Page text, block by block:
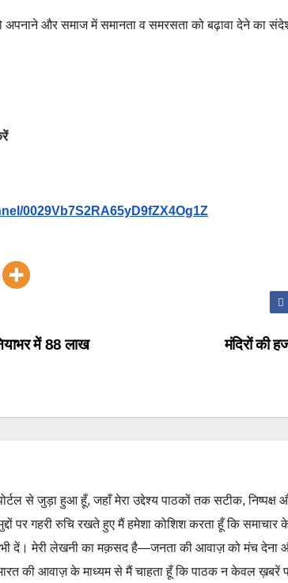
और समाज में समानता व समरसता को बढ़ावा देने का संदेश
0029Vb7S2RA65yD9fZX4Og1Z
मंदिरों की
में 88 लाख
से जुड़ा हुआ हूँ, जहाँ मेरा उद्देश्य पाठकों तक सटीक, निष्पक्ष
पर गहरी रुचि रखते हुए मैं हमेशा कोशिश करता हूँ कि समाचार
दें। मेरी लेखनी का मक़सद है—जनता की आवाज़ को मंच देना
की आवाज़ के माध्यम से मैं चाहता हूँ कि पाठक न केवल